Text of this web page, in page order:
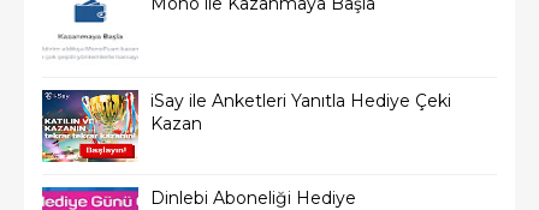
iSay ile Anketleri Yanıtla Hediye Çeki
Kazan
Dinlebi Aboneliği Hediye